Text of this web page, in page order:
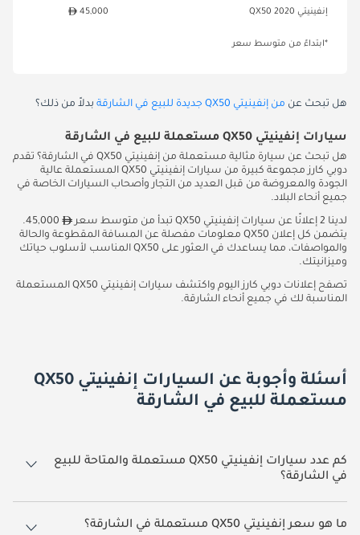
إنفينيتي QX50 2020 45,000
*ابتداءً من متوسط سعر
هل تبحث عن من إنفينيتي QX50 جديدة للبيع في الشارقة بدلاً من ذلك؟
سيارات إنفينيتي QX50 مستعملة للبيع في الشارقة
هل تبحث عن سيارة مثالية مستعملة من إنفينيتي QX50 في الشارقة؟ تقدم
دوبي كارز مجموعة كبيرة من سيارات إنفينيتي QX50 المستعملة عالية
الجودة والمعروضة من قبل العديد من التجار وأصحاب السيارات الخاصة في
جميع أنحاء البلاد.
لدينا 2 إعلانًا عن سيارات إنفينيتي QX50 تبدأ من متوسط سعر
45,000.
يتضمن كل إعلان QX50 معلومات مفصلة عن المسافة المقطوعة والحالة
والمواصفات، مما يساعدك في العثور على QX50 المناسب لأسلوب حياتك
وميزانيتك.
تصفح إعلانات دوبي كارز اليوم واكتشف سيارات إنفينيتي QX50 المستعملة
المناسبة لك في جميع أنحاء الشارقة.
أسئلة وأجوبة عن السيارات إنفينيتي QX50
مستعملة للبيع في الشارقة
كم عدد سيارات إنفينيتي QX50 مستعملة والمتاحة للبيع
في الشارقة؟
2 سيارة إنفينيتي QX50 مستعملة متوفرة للبيع في الشارقة.
ما هو سعر إنفينيتي QX50 مستعملة في الشارقة؟